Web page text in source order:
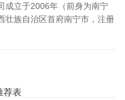
产技术...
成立于2006年（前身为南宁
壮族自治区首府南宁市，注册
股上市水务公司（股票代
荐表